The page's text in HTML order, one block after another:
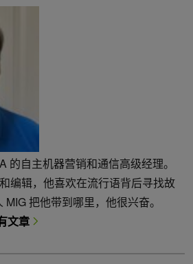
的自主机器营销和通信高级经理。
编辑，他喜欢在流行语背后寻找故
把他带到哪里，他很兴奋。
文章